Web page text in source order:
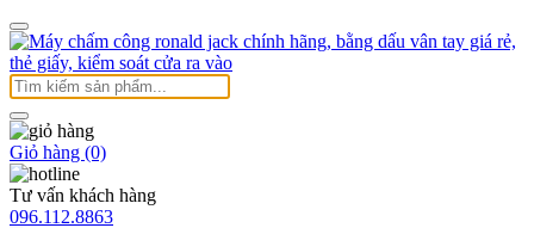
Giỏ hàng (0)
Tư vấn khách hàng
096.112.8863